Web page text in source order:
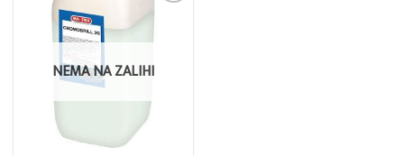
NEMA NA ZALIHI